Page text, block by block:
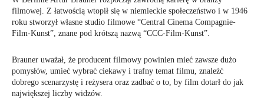
filmowej. Z łatwością wtopił się w niemieckie społeczeństwo i w 1946
roku stworzył własne studio filmowe “Central Cinema Compagnie-
Film-Kunst”, znane pod krótszą nazwą “CCC-Film-Kunst”.
Brauner uważał, że producent filmowy powinien mieć zawsze dużo
pomysłów, umieć wybrać ciekawy i trafny temat filmu, znaleźć
dobrego scenarzystę i reżysera oraz zadbać o to, by film dotarł do jak
największej liczby widzów.